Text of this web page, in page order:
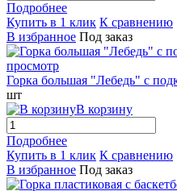
Подробнее
Купить в 1 клик К сравнению
В избранное Под заказ
просмотр
Горка большая "Лебедь" с
шт
В корзину
Подробнее
Купить в 1 клик К сравнению
В избранное Под заказ